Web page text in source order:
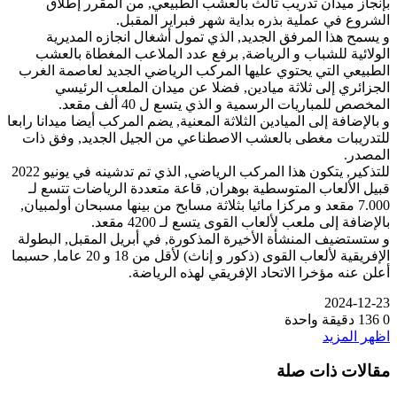
بإنجاز ميدان تدريب ثالث بالعشب الطبيعي, من المقرر إطلاق
الشروع في عملية بذره بداية شهر فبراير المقبل.
و يسمح هذا المرفق الجديد, الذي تمول أشغال انجازه المديرية
الولائية للشباب و الرياضة, برفع عدد الملاعب المغطاة بالعشب
الطبيعي التي يحتوي عليها المركب الرياضي الجديد لعاصمة الغرب
الجزائري إلى ثلاثة ميادين, فضلا عن ميدان الملعب الرئيسي
المخصص للمباريات الرسمية و الذي يتسع ل 40 ألف مقعد.
و بالإضافة إلى الميادين الثلاثة المعنية, يضم المركب أيضا ميدانا رابعا
للتدريبات مغطى بالعشب الاصطناعي من الجيل الجديد, وفق ذات
المصدر.
للتذكير, يتكون هذا المركب الرياضي, الذي تم تدشينه في يونيو 2022
قبيل الألعاب المتوسطية بوهران, قاعة متعددة الرياضات تتسع لـ
7.000 مقعد و مركزا مائيا بثلاثة مسابح من بينها مسبحان أولمبيان,
بالإضافة إلى ملعب لألعاب القوى يتسع لـ 4200 مقعد.
و ستستضيف المنشأة الأخيرة المذكورة, في أبريل المقبل, البطولة
الإفريقية لألعاب القوى (ذكور و إناث) لأقل من 18 و 20 عاما, حسبما
أعلن عنه مؤخرا الاتحاد الإفريقي لهذه الرياضة.
2024-12-23
0
دقيقة واحدة
اظهر المزيد
مقالات ذات صلة